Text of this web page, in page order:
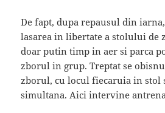
De fapt, dupa repausul din
lasarea in libertate a stolului de
doar putin timp in aer si parca
zborul in grup. Treptat se
zborul, cu locul fiecaruia in stol
simultana. Aici intervine